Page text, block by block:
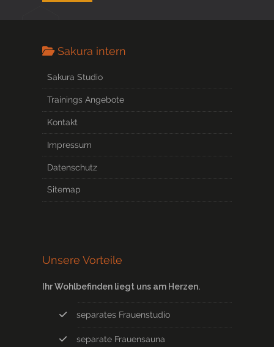
Sakura intern
Sakura Studio
Trainings Angebote
Kontakt
Impressum
Datenschutz
Sitemap
Unsere Vorteile
Ihr Wohlbefinden liegt uns am Herzen.
separates Frauenstudio
separate Frauensauna